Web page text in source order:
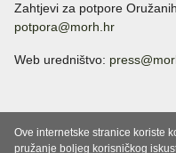
Zahtjevi za potpore
potpora@morh.hr
Web uredništvo:
Ove internetske stranice koriste
pružanje boljeg korisničkog